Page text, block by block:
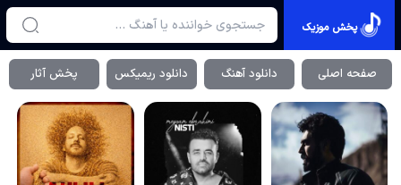
پخش موزیک
صفحه اصلی دانلود آهنگ دانلود ریمیکس پخش آثار